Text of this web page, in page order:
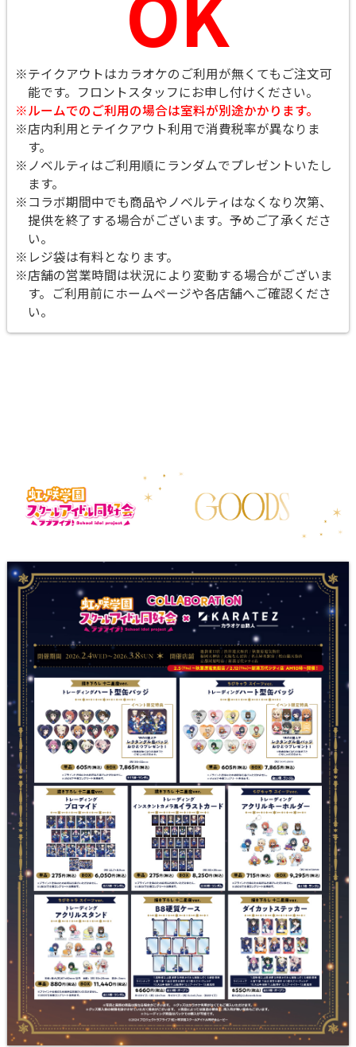
※テイクアウトはカラオケのご利用が無くてもご注文可
能です。 フロントスタッフにお申し付けください。
※ルームでのご利用の場合は室料が別途かかります。
※店内利用とテイクアウト利用で消費税率が異なりま
す。
※ノベルティはご利用順にランダムでプレゼントいたし
ます。
※コラボ期間中でも商品やノベルティはなくなり次第、
提供を終了する場合がございます。予めご了承くださ
い。
※レジ袋は有料となります。
※店舗の営業時間は状況により変動する場合がございま
す。ご利用前にホームページや各店舗へご確認くださ
い。